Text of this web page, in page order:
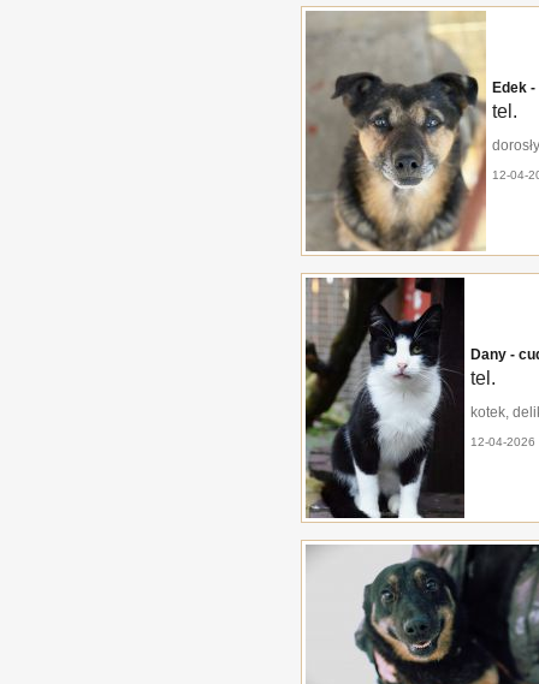
Edek
tel.
12-04-
Dany -
tel.
kotek,
12-04-2026